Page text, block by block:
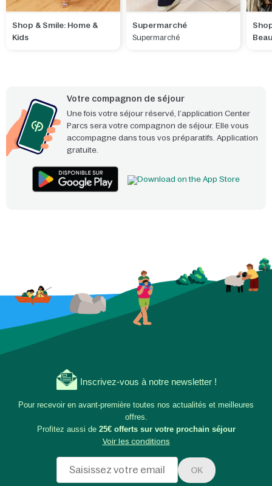
Shop & Smile: Home &
Kids
Supermarché
Supermarché
Votre compagnon de séjour
Une fois votre séjour réservé, l’application Center
Parcs sera votre compagnon de séjour. Elle vous
accompagne dans tous vos préparatifs. Application
gratuite.
Inscrivez-vous à notre newsletter !
Pour recevoir en avant-première toutes nos actualités et meilleures
offres.
Profitez aussi de 25€ offerts sur votre prochain séjour
Voir les conditions
OK